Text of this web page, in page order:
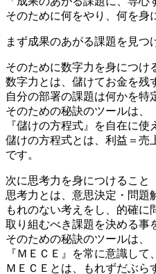
そのために何をやり、何を身
まず成果のあがる課題を見つ
そのために数字力を身につけ
数字力とは、儲けてお金を残
自分の部署の課題は何かを特
そのための秘訣のツールは、
『儲けの方程式』を自在に使
儲けの方程式とは、利益＝
です。
次に思考力を身につけること
思考力とは、意思決定・問題
もれのない考えをし、的確に
取り組むべき課題を決める事
そのための秘訣のツールは、
『ＭＥＣＥ』を常に意識して
ＭＥＣＥとは、もれずだぶ